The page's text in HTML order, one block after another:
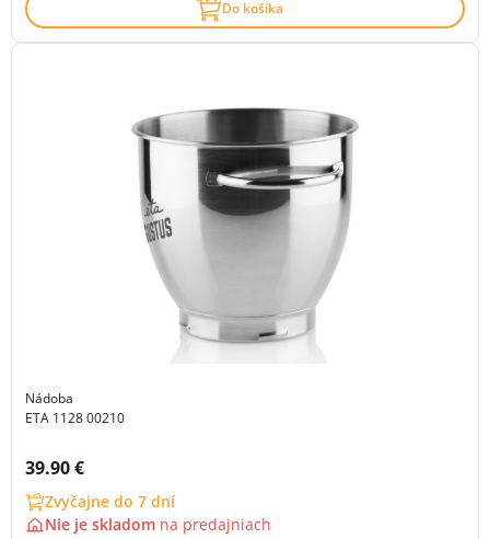
Do košíka
Nádoba
ETA 1128 00210
Cena s DPH:
39.90 €
Zvyčajne do 7 dní
Nie je skladom na predajniach